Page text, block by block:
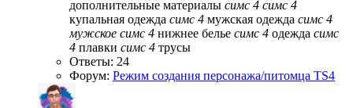
дополнительные материалы симс 4 симс 4
купальная одежда симс 4 мужская одежда симс 4
мужское симс 4 нижнее белье симс 4 одежда симс
4 плавки симс 4 трусы
Ответы: 24
Форум: Режим создания персонажа/питомца TS4